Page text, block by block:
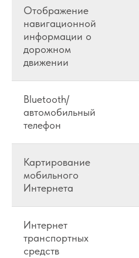
Отображение
навигационной
информации о
дорожном
движении
Bluetooth/
автомобильный
телефон
Картирование
мобильного
Интернета
Интернет
транспортных
средств